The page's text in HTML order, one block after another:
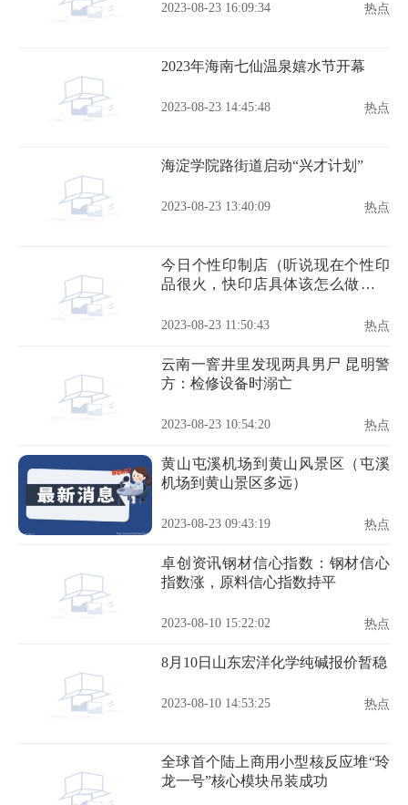
2023-08-23 16:09:34 热点
2023年海南七仙温泉嬉水节开幕
2023-08-23 14:45:48 热点
海淀学院路街道启动“兴才计划”
2023-08-23 13:40:09 热点
今日个性印制店（听说现在个性印
品很火，快印店具体该怎么做个性
2023-08-23 11:50:43 热点
云南一窨井里发现两具男尸 昆明警
方：检修设备时溺亡
2023-08-23 10:54:20 热点
黄山屯溪机场到黄山风景区（屯溪
机场到黄山景区多远）
2023-08-23 09:43:19 热点
卓创资讯钢材信心指数：钢材信心
指数涨，原料信心指数持平
2023-08-10 15:22:02 热点
8月10日山东宏洋化学纯碱报价暂稳
2023-08-10 14:53:25 热点
全球首个陆上商用小型核反应堆“玲
龙一号”核心模块吊装成功